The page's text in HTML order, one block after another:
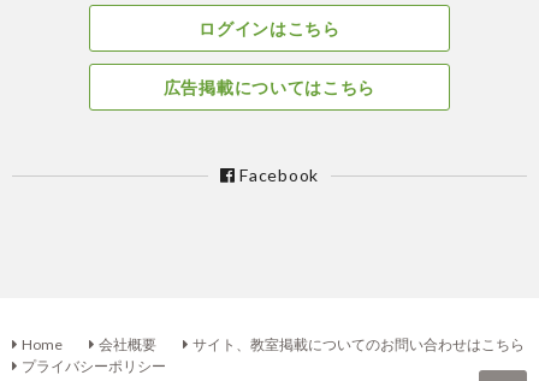
ログインはこちら
広告掲載についてはこちら
Facebook
Home 会社概要
サイト、教室掲載についてのお問い合わせはこちら
プライバシーポリシー